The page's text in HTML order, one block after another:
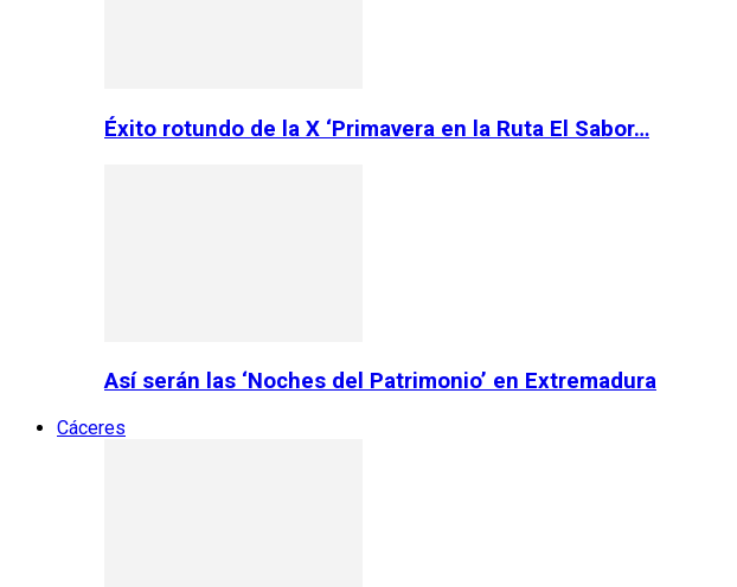
Éxito rotundo de la X ‘Primavera en la Ruta El Sabor…
Así serán las ‘Noches del Patrimonio’ en Extremadura
Cáceres